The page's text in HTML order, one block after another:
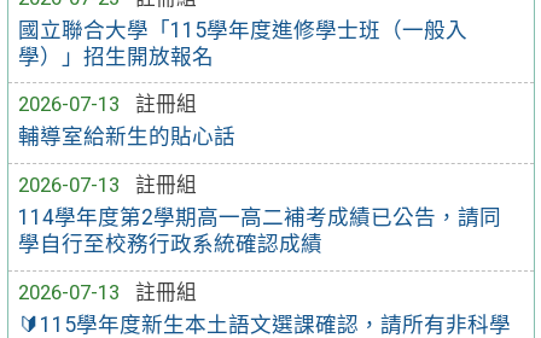
國立聯合大學「115學年度進修學士班（一般入
學）」招生開放報名
2026-07-13
註冊組
輔導室給新生的貼心話
2026-07-13
註冊組
114學年度第2學期高一高二補考成績已公告，請同
學自行至校務行政系統確認成績
2026-07-13
註冊組
🔰115學年度新生本土語文選課確認，請所有非科學